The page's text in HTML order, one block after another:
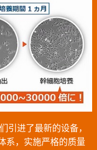
引进了最新的设备，
系，实施严格的质量